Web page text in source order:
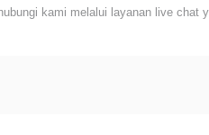
kami melalui layanan live